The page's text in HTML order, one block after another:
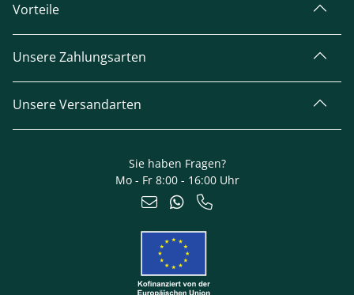
Vorteile
Unsere Zahlungsarten
Unsere Versandarten
Sie haben Fragen?
Mo - Fr 8:00 - 16:00 Uhr